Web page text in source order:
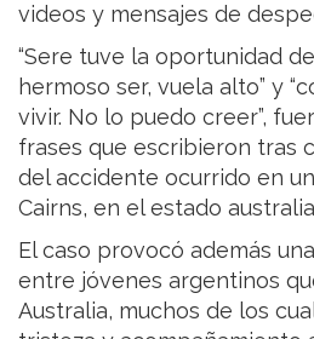
videos y mensajes de
“Sere tuve la oportunidad
hermoso ser, vuela alto” y
vivir. No lo puedo creer”,
frases que escribieron tras
del accidente ocurrido en
Cairns, en el estado
El caso provocó además
entre jóvenes argentinos
Australia, muchos de los